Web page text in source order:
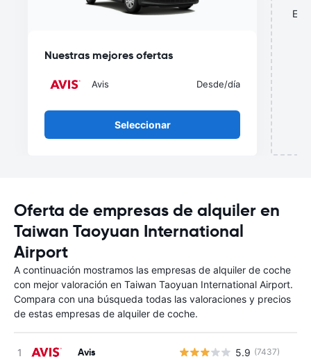
Nuestras mejores ofertas
Avis Desde/día
Seleccionar
Oferta de empresas de alquiler en
Taiwan Taoyuan International
Airport
A continuación mostramos las empresas de alquiler de coche
con mejor valoración en Taiwan Taoyuan International Airport.
Compara con una búsqueda todas las valoraciones y precios
de estas empresas de alquiler de coche.
Avis 5.9 (7437)